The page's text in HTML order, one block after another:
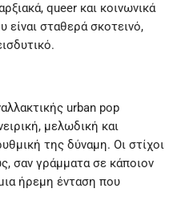
queer και κοινωνικά
σταθερά σκοτεινό,
urban pop
μελωδική και
της δύναμη. Οι στίχοι
σαν γράμματα σε κάποιον
ήρεμη ένταση που